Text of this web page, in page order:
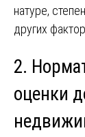
натуре,
других
2.
оценки